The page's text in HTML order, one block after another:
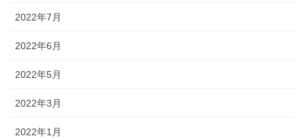
2022年7月
2022年6月
2022年5月
2022年3月
2022年1月